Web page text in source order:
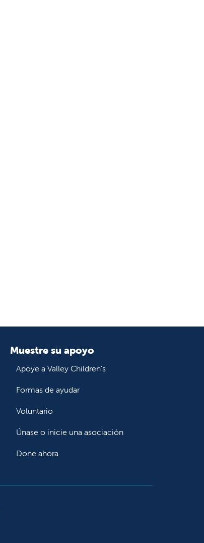
Muestre su apoyo
Apoye a Valley Children's
Formas de ayudar
Voluntario
Únase o inicie una asociación
Done ahora